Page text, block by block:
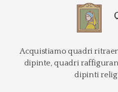
Acquistiamo quadri
dipinte, quadri
dipinti